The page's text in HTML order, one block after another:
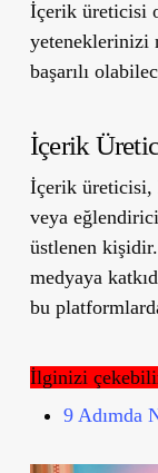
İçerik üreticisi
yeteneklerinizi
başarılı
İçerik
İçerik üreticisi,
veya
üstlenen
medyaya
bu
İlginizi
9 Adımda